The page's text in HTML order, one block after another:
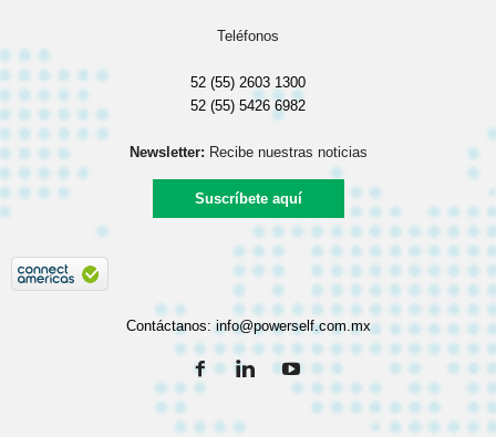
Teléfonos
52 (55) 2603 1300
52 (55) 5426 6982
Newsletter: Recibe nuestras noticias
Suscríbete aquí
Contáctanos: info@powerself.com.mx